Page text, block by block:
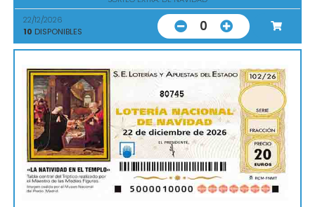
22/12/2026
10 DISPONIBLES 0
80745